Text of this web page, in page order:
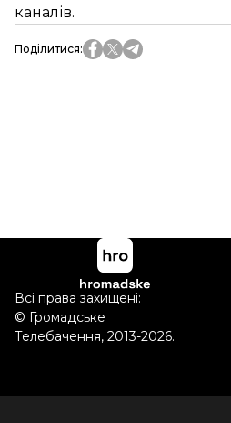
каналів.
Поділитися:
Всі права захищені:
© Громадське
Телебачення, 2013-2026.